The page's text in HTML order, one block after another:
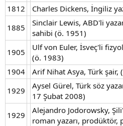
1812
Charles Dickens, İngiliz
1885
Sinclair Lewis, ABD'li
sahibi (ö. 1951)
1905
Ulf von Euler, İsveç'li
(ö. 1983)
1904
Arif Nihat Asya, Türk şair,
1929
Aysel Gürel, Türk söz
17 Şubat 2008)
1929
Alejandro Jodorowsky,
roman yazarı, prodüktör,